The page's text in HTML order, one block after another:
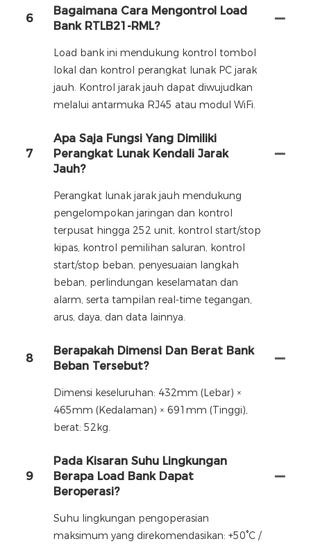
6
Bagaimana Cara Mengontrol Load
Bank RTLB21-RML?
Load bank ini mendukung kontrol tombol
lokal dan kontrol perangkat lunak PC jarak
jauh. Kontrol jarak jauh dapat diwujudkan
melalui antarmuka RJ45 atau modul WiFi.
7
Apa Saja Fungsi Yang Dimiliki
Perangkat Lunak Kendali Jarak
Jauh?
Perangkat lunak jarak jauh mendukung
pengelompokan jaringan dan kontrol
terpusat hingga 252 unit, kontrol start/stop
kipas, kontrol pemilihan saluran, kontrol
start/stop beban, penyesuaian langkah
beban, perlindungan keselamatan dan
alarm, serta tampilan real-time tegangan,
arus, daya, dan data lainnya.
8
Berapakah Dimensi Dan Berat Bank
Beban Tersebut?
Dimensi keseluruhan: 432mm (Lebar) ×
465mm (Kedalaman) × 691mm (Tinggi),
berat: 52kg.
9
Pada Kisaran Suhu Lingkungan
Berapa Load Bank Dapat
Beroperasi?
Suhu lingkungan pengoperasian
maksimum yang direkomendasikan: +50°C /